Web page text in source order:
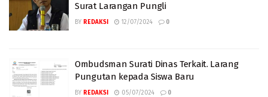
Surat Larangan Pungli
BY REDAKSI 12/07/2024 0
Ombudsman Surati Dinas Terkait. Larang
Pungutan kepada Siswa Baru
BY REDAKSI 05/07/2024 0